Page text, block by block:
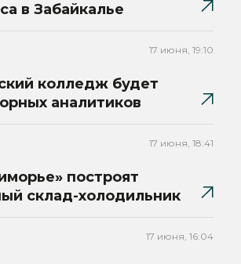
в Забайкалье
17 июня, 19:10
колледж будет
аналитиков
17 июня, 18:41
построят
склад-холодильник
17 июня, 16:04